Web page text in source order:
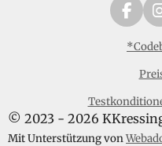
F
a
c
o
k
© 2023 - 2026
Mit Unterstützung von